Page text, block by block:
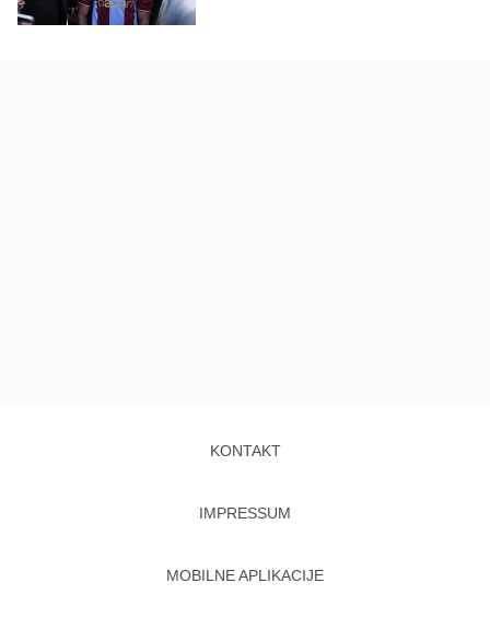
KONTAKT
IMPRESSUM
MOBILNE APLIKACIJE